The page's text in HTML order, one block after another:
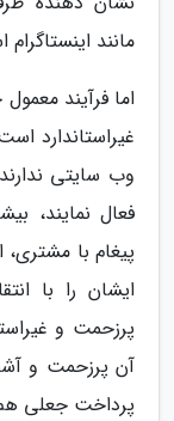
مانند
اما فرآیند
غیراستاندارد
وب سایتی
فعال نمایند،
پیغام با
ایشان را با
پرزحمت و
آن پرزحمت و
پرداخت جعلی